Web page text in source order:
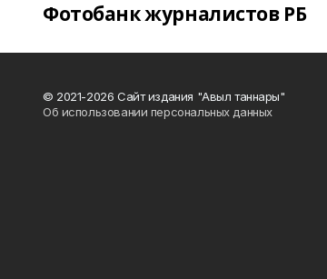
Фотобанк журналистов РБ
© 2021-2026 Сайт издания "Авыл таннары"
Об использовании персональных данных